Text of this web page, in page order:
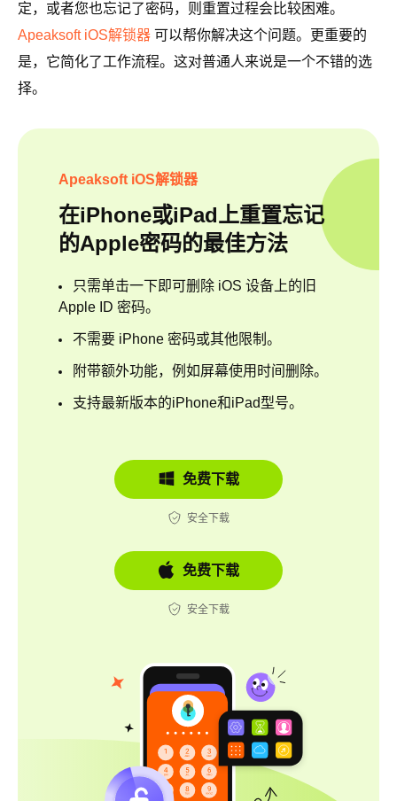
定，或者您也忘记了密码，则重置过程会比较困难。
Apeaksoft iOS解锁器 可以帮你解决这个问题。更重要的
是，它简化了工作流程。这对普通人来说是一个不错的选
择。
Apeaksoft iOS解锁器
在iPhone或iPad上重置忘记
的Apple密码的最佳方法
只需单击一下即可删除 iOS 设备上的旧
Apple ID 密码。
不需要 iPhone 密码或其他限制。
附带额外功能，例如屏幕使用时间删除。
支持最新版本的iPhone和iPad型号。
免费下载
安全下载
免费下载
安全下载